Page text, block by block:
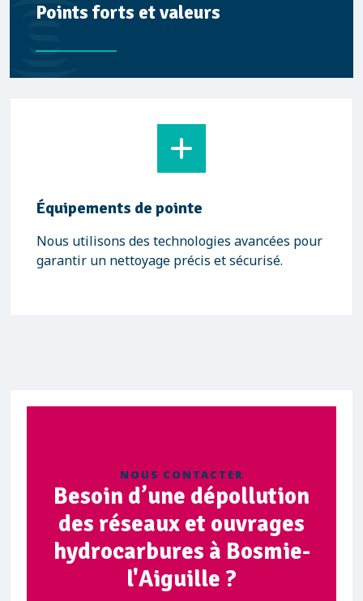
Points forts et valeurs
Équipements de pointe
Nous utilisons des technologies avancées pour
garantir un nettoyage précis et sécurisé.
NOUS CONTACTER
Besoin d’une dépollution
des réseaux et ouvrages
hydrocarbures à Bosmie-
l'Aiguille ?